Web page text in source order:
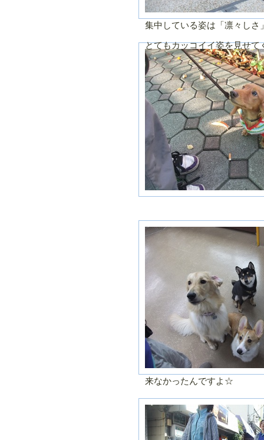
集中している姿は「凛々しさ
とてもカッコイイ姿を見せて
来なかったんですよ☆